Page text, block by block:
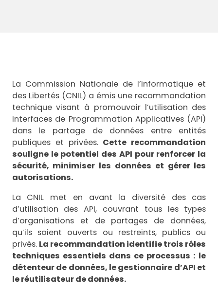
La Commission Nationale de l’informatique et
des Libertés (CNIL) a émis une recommandation
technique visant à promouvoir l’utilisation des
Interfaces de Programmation Applicatives (API)
dans le partage de données entre entités
publiques et privées. Cette recommandation
souligne le potentiel des API pour renforcer la
sécurité, minimiser les données et gérer les
autorisations.
La CNIL met en avant la diversité des cas
d’utilisation des API, couvrant tous les types
d’organisations et de partages de données,
qu’ils soient ouverts ou restreints, publics ou
privés. La recommandation identifie trois rôles
techniques essentiels dans ce processus : le
détenteur de données, le gestionnaire d’API et
le réutilisateur de données.